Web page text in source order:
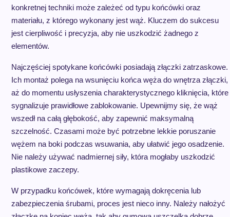
konkretnej techniki może zależeć od typu końcówki oraz
materiału, z którego wykonany jest wąż. Kluczem do sukcesu
jest cierpliwość i precyzja, aby nie uszkodzić żadnego z
elementów.
Najczęściej spotykane końcówki posiadają złączki zatrzaskowe.
Ich montaż polega na wsunięciu końca węża do wnętrza złączki,
aż do momentu usłyszenia charakterystycznego kliknięcia, które
sygnalizuje prawidłowe zablokowanie. Upewnijmy się, że wąż
wszedł na całą głębokość, aby zapewnić maksymalną
szczelność. Czasami może być potrzebne lekkie poruszanie
wężem na boki podczas wsuwania, aby ułatwić jego osadzenie.
Nie należy używać nadmiernej siły, która mogłaby uszkodzić
plastikowe zaczepy.
W przypadku końcówek, które wymagają dokręcenia lub
zabezpieczenia śrubami, proces jest nieco inny. Należy nałożyć